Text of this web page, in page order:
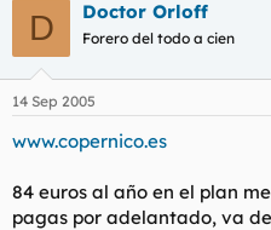
D Doctor Orloff
Forero del todo a cien
14 Sep 2005
www.copernico.es
84 euros al año en el plan
pagas por adelantado, va